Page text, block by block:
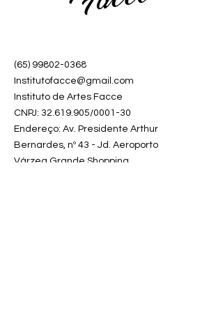
(65) 99802-0368
Institutofacce@gmail.com
Instituto de Artes Facce
CNPJ: 32.619.905/0001-30
Endereço: Av. Presidente Arthur
Bernardes, nº 43 - Jd. Aeroporto
Várzea Grande Shopping